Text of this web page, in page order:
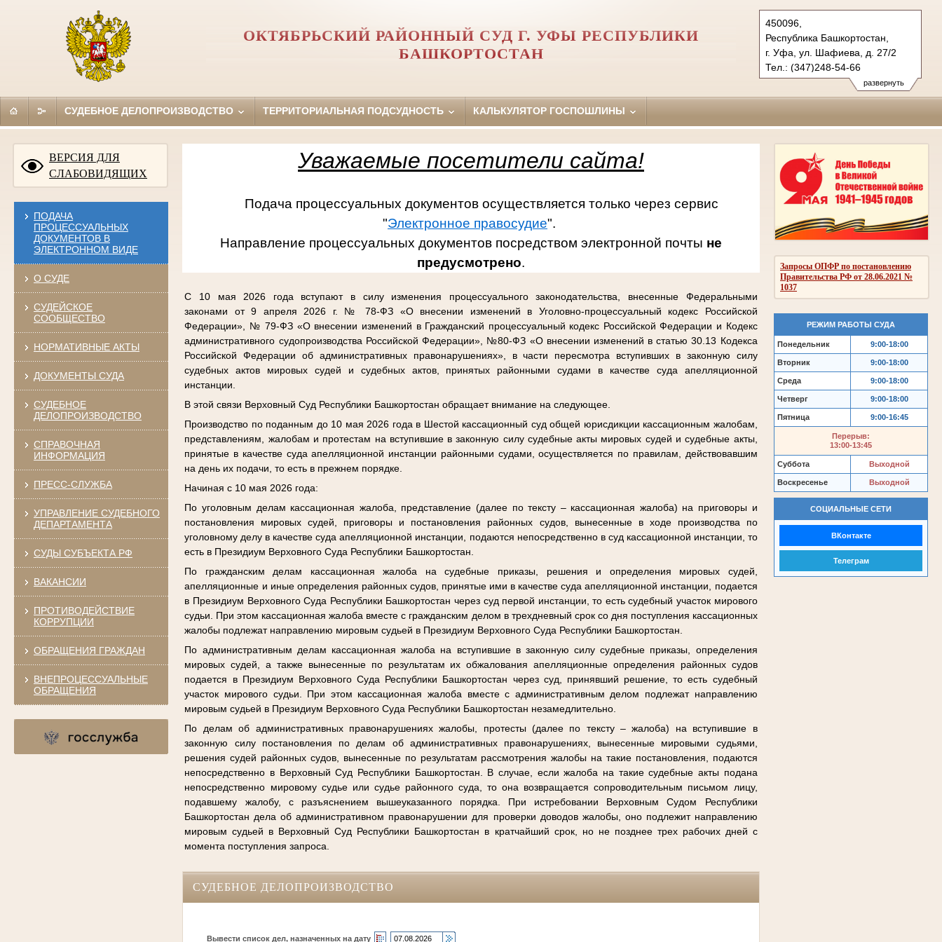
развернуть
450096,
Республика Башкортостан,
г. Уфа, ул. Шафиева, д. 27/2
Тел.: (347)248-54-66
oktiabrsky.bkr@sudrf.ru
схема проезда
ОКТЯБРЬСКИЙ РАЙОННЫЙ СУД Г. УФЫ РЕСПУБЛИКИ
БАШКОРТОСТАН
СУДЕБНОЕ ДЕЛОПРОИЗВОДСТВО ТЕРРИТОРИАЛЬНАЯ ПОДСУДНОСТЬ КАЛЬКУЛЯТОР ГОСПОШЛИНЫ
ВЕРСИЯ ДЛЯ
СЛАБОВИДЯЩИХ
ПОДАЧА
ПРОЦЕССУАЛЬНЫХ
ДОКУМЕНТОВ В
ЭЛЕКТРОННОМ ВИДЕ
О СУДЕ
СУДЕЙСКОЕ
СООБЩЕСТВО
НОРМАТИВНЫЕ АКТЫ
ДОКУМЕНТЫ СУДА
СУДЕБНОЕ
ДЕЛОПРОИЗВОДСТВО
СПРАВОЧНАЯ
ИНФОРМАЦИЯ
ПРЕСС-СЛУЖБА
УПРАВЛЕНИЕ СУДЕБНОГО
ДЕПАРТАМЕНТА
СУДЫ СУБЪЕКТА РФ
ВАКАНСИИ
ПРОТИВОДЕЙСТВИЕ
КОРРУПЦИИ
ОБРАЩЕНИЯ ГРАЖДАН
ВНЕПРОЦЕССУАЛЬНЫЕ
ОБРАЩЕНИЯ
Запросы ОПФР по постановлению
Правительства РФ от 28.06.2021 №
1037
РЕЖИМ РАБОТЫ СУДА
Понедельник 9:00-18:00
Вторник 9:00-18:00
Среда 9:00-18:00
Четверг 9:00-18:00
Пятница 9:00-16:45
Перерыв:
13:00-13:45
Суббота Выходной
Воскресенье Выходной
СОЦИАЛЬНЫЕ СЕТИ
ВКонтакте
Телеграм
Уважаемые посетители сайта!
Подача процессуальных документов осуществляется только через сервис
"Электронное правосудие".
Направление процессуальных документов посредством электронной почты не
предусмотрено.
С 10 мая 2026 года вступают в силу изменения процессуального законодательства, внесенные Федеральными
законами от 9 апреля 2026 г. № 78-ФЗ «О внесении изменений в Уголовно-процессуальный кодекс Российской
Федерации», № 79-ФЗ «О внесении изменений в Гражданский процессуальный кодекс Российской Федерации и Кодекс
административного судопроизводства Российской Федерации», №80-ФЗ «О внесении изменений в статью 30.13 Кодекса
Российской Федерации об административных правонарушениях», в части пересмотра вступивших в законную силу
судебных актов мировых судей и судебных актов, принятых районными судами в качестве суда апелляционной
инстанции.
В этой связи Верховный Суд Республики Башкортостан обращает внимание на следующее.
Производство по поданным до 10 мая 2026 года в Шестой кассационный суд общей юрисдикции кассационным жалобам,
представлениям, жалобам и протестам на вступившие в законную силу судебные акты мировых судей и судебные акты,
принятые в качестве суда апелляционной инстанции районными судами, осуществляется по правилам, действовавшим
на день их подачи, то есть в прежнем порядке.
Начиная с 10 мая 2026 года:
По уголовным делам кассационная жалоба, представление (далее по тексту – кассационная жалоба) на приговоры и
постановления мировых судей, приговоры и постановления районных судов, вынесенные в ходе производства по
уголовному делу в качестве суда апелляционной инстанции, подаются непосредственно в суд кассационной инстанции, то
есть в Президиум Верховного Суда Республики Башкортостан.
По гражданским делам кассационная жалоба на судебные приказы, решения и определения мировых судей,
апелляционные и иные определения районных судов, принятые ими в качестве суда апелляционной инстанции, подается
в Президиум Верховного Суда Республики Башкортостан через суд первой инстанции, то есть судебный участок мирового
судьи. При этом кассационная жалоба вместе с гражданским делом в трехдневный срок со дня поступления кассационных
жалобы подлежат направлению мировым судьей в Президиум Верховного Суда Республики Башкортостан.
По административным делам кассационная жалоба на вступившие в законную силу судебные приказы, определения
мировых судей, а также вынесенные по результатам их обжалования апелляционные определения районных судов
подается в Президиум Верховного Суда Республики Башкортостан через суд, принявший решение, то есть судебный
участок мирового судьи. При этом кассационная жалоба вместе с административным делом подлежат направлению
мировым судьей в Президиум Верховного Суда Республики Башкортостан незамедлительно.
По делам об административных правонарушениях жалобы, протесты (далее по тексту – жалоба) на вступившие в
законную силу постановления по делам об административных правонарушениях, вынесенные мировыми судьями,
решения судей районных судов, вынесенные по результатам рассмотрения жалобы на такие постановления, подаются
непосредственно в Верховный Суд Республики Башкортостан. В случае, если жалоба на такие судебные акты подана
непосредственно мировому судье или судье районного суда, то она возвращается сопроводительным письмом лицу,
подавшему жалобу, с разъяснением вышеуказанного порядка. При истребовании Верховным Судом Республики
Башкортостан дела об административном правонарушении для проверки доводов жалобы, оно подлежит направлению
мировым судьей в Верховный Суд Республики Башкортостан в кратчайший срок, но не позднее трех рабочих дней с
момента поступления запроса.
СУДЕБНОЕ ДЕЛОПРОИЗВОДСТВО
Вывести список дел, назначенных на дату